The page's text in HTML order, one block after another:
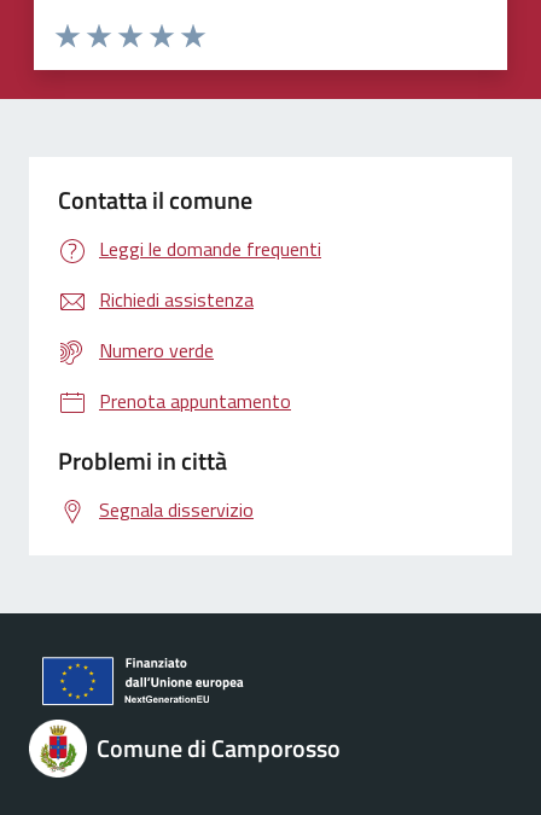
Valuta 5 stelle su 5
Valuta 4 stelle su 5
Valuta 3 stelle su 5
Valuta 2 stelle su 5
Valuta 1 stelle su 5
Contatta il comune
Leggi le domande frequenti
Richiedi assistenza
Numero verde
Prenota appuntamento
Problemi in città
Segnala disservizio
Comune di Camporosso